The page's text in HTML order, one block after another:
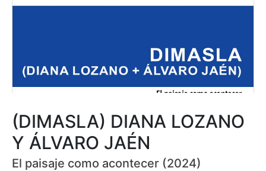
(DIMASLA) DIANA LOZANO
Y ÁLVARO JAÉN
El paisaje como acontecer (2024)